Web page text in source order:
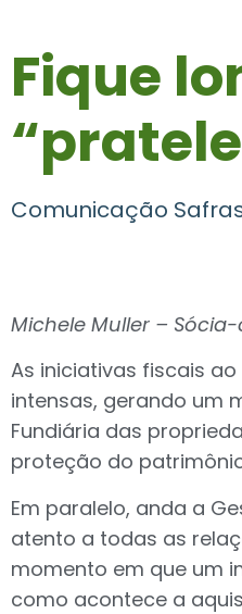
Fique
Comunicação
Michele Muller –
As iniciativas fiscais
intensas, gerando um
Fundiária das
proteção do
Em paralelo, anda a
atento a todas as
momento em que um
como acontece a